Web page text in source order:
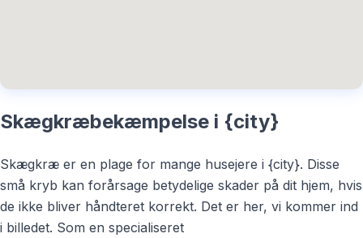
Skægkræbekæmpelse i {city}
Skægkræ er en plage for mange husejere i {city}. Disse
små kryb kan forårsage betydelige skader på dit hjem, hvis
de ikke bliver håndteret korrekt. Det er her, vi kommer ind
i billedet. Som en specialiseret